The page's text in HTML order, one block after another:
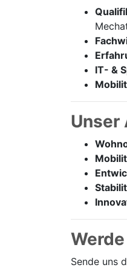
IT- &
Unser
Werde
Sende uns